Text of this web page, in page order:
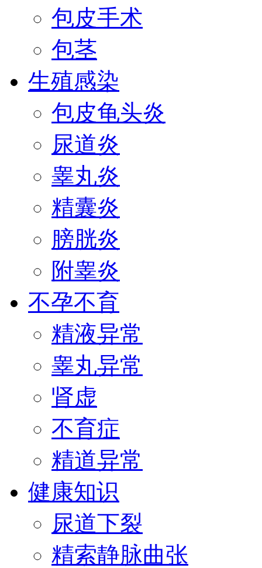
包皮手术
包茎
生殖感染
包皮龟头炎
尿道炎
睾丸炎
精囊炎
膀胱炎
附睾炎
不孕不育
精液异常
睾丸异常
肾虚
不育症
精道异常
健康知识
尿道下裂
精索静脉曲张